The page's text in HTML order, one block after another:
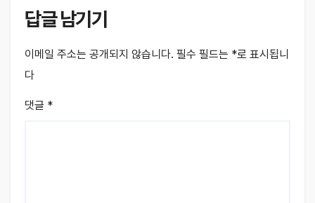
답글 남기기
이메일 주소는 공개되지 않습니다. 필수 필드는 *로 표시됩니
다
댓글 *